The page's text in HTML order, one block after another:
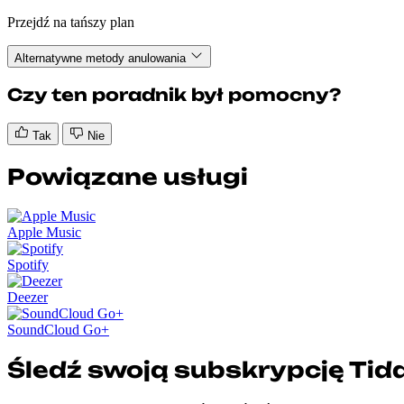
Przejdź na tańszy plan
Alternatywne metody anulowania
Czy ten poradnik był pomocny?
Tak Nie
Powiązane usługi
Apple Music
Spotify
Deezer
SoundCloud Go+
Śledź swoją subskrypcję